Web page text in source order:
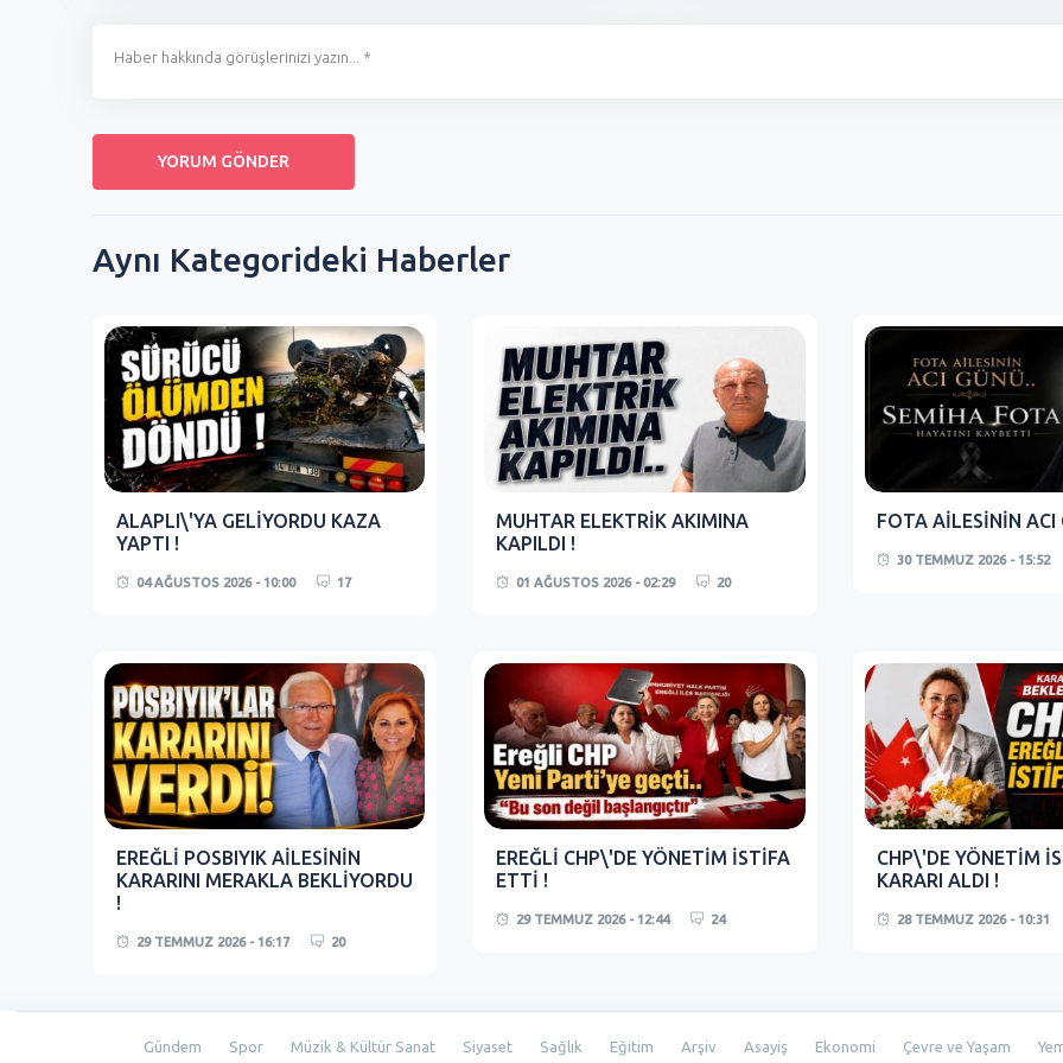
Aynı Kategorideki Haberler
ALAPLI\'YA GELİYORDU KAZA
YAPTI !
04 AĞUSTOS 2026 - 10:00 17
MUHTAR ELEKTRİK AKIMINA
KAPILDI !
01 AĞUSTOS 2026 - 02:29 20
FOTA AİLESİNİN ACI
30 TEMMUZ 2026 - 15:52
EREĞLİ POSBIYIK AİLESİNİN
KARARINI MERAKLA BEKLİYORDU
!
29 TEMMUZ 2026 - 16:17 20
EREĞLİ CHP\'DE YÖNETİM İSTİFA
ETTİ !
29 TEMMUZ 2026 - 12:44 24
CHP\'DE YÖNETİM
KARARI ALDI !
28 TEMMUZ 2026 - 10:31
Gündem Spor Müzik & Kültür Sanat Siyaset Sağlık Eğitim Arşiv Asayiş Ekonomi Çevre ve Yaşam